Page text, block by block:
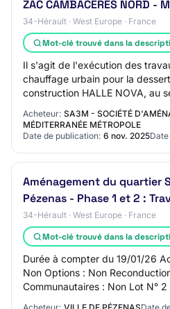
ZAC CAMBACERES NORD -
34-Hérault · West Europe · France
Mot-clé trouvé dans la
Il s'agit de l'exécution des
chauffage urbain pour la
construction HALLE NOVA, au
TGV SUD DE FRANCE, sur la
Acheteur: SA3M - SOCIÉTÉ
MÉDITERRANÉE MÉTROPOLE
Date de publication: 6 nov. 2025
Aménagement du quartier
Pézenas - Phase 1 et 2 :
34-Hérault · West Europe · France
Mot-clé trouvé dans la
Durée à compter du 19/01/26
Non Options : Non
Communautaires : Non Lot N° 2
CPV 45231300 Réalisation de